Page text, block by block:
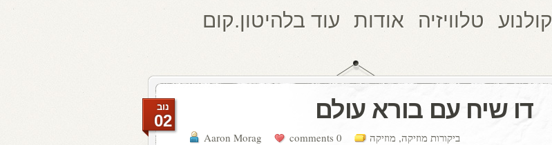
קולנוע טלוויזיה אודות עוד בלהיטון.קום
דו שיח עם בורא עולם
Aaron Morag 0 comments ביקורות מוזיקה, מוזיקה
נוב
02